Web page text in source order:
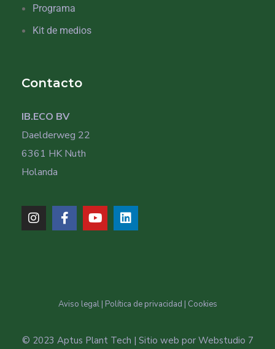
Programa
Kit de medios
Contacto
IB.ECO BV
Daelderweg 22
6361 HK Nuth
Holanda
Aviso legal| Política de privacidad | Cookies
© 2023 Aptus Plant Tech | Sitio web por Webstudio 7